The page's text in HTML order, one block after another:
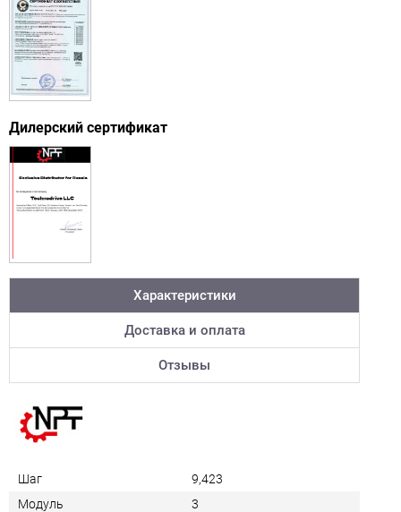
Дилерский сертификат
Характеристики
Доставка и оплата
Отзывы
Шаг
9,423
Модуль
3